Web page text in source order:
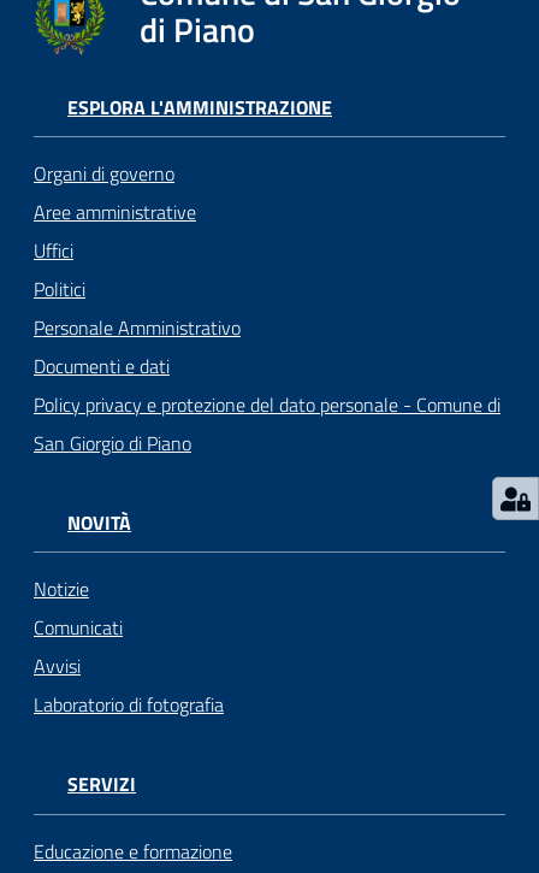
o
n
e
Tutti
gli
argomenti...
di Piano
ESPLORA L'AMMINISTRAZIONE
Organi di governo
Aree amministrative
Uffici
Politici
Personale Amministrativo
Documenti e dati
Policy privacy e protezione del dato personale - Comune di
San Giorgio di Piano
NOVITÀ
Notizie
Comunicati
Avvisi
Laboratorio di fotografia
SERVIZI
Educazione e formazione